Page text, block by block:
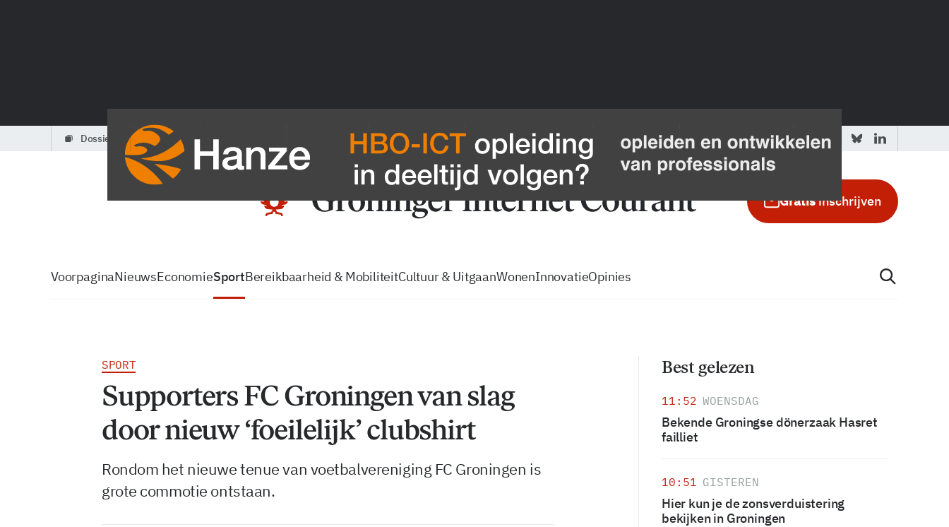
dossiers partners vacatures zo volg je de GIC Tip de redactie Adverteren in de GIC
Gratisinschrijven
VoorpaginaNieuwsEconomieSportBereikbaarheid & MobiliteitCultuur & UitgaanWonenInnovatieOpinies
SPORT
Supporters FC Groningen van slag
door nieuw ‘foeilelijk’ clubshirt
Rondom het nieuwe tenue van voetbalvereniging FC Groningen is
grote commotie ontstaan.
Best gelezen
11:52 WOENSDAG
Bekende Groningse dönerzaak Hasret
failliet
10:51 GISTEREN
Hier kun je de zonsverduistering
bekijken in Groningen